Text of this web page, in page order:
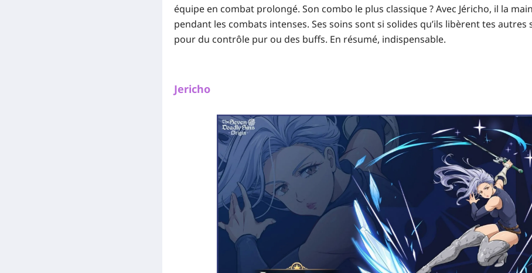
équipe en combat prolongé. Son combo le plus classique ? Avec Jéricho, il la
pendant les combats intenses. Ses soins sont si solides qu’ils libèrent tes
pour du contrôle pur ou des buffs. En résumé, indispensable.
Jericho